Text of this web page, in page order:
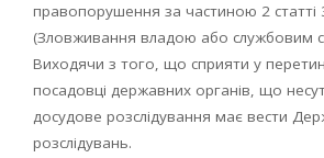
правопорушення за частиною 2 статті
(Зловживання владою або службовим
Виходячи з того, що сприяти у
посадовці державних органів, що
досудове розслідування має вести
розслідувань.